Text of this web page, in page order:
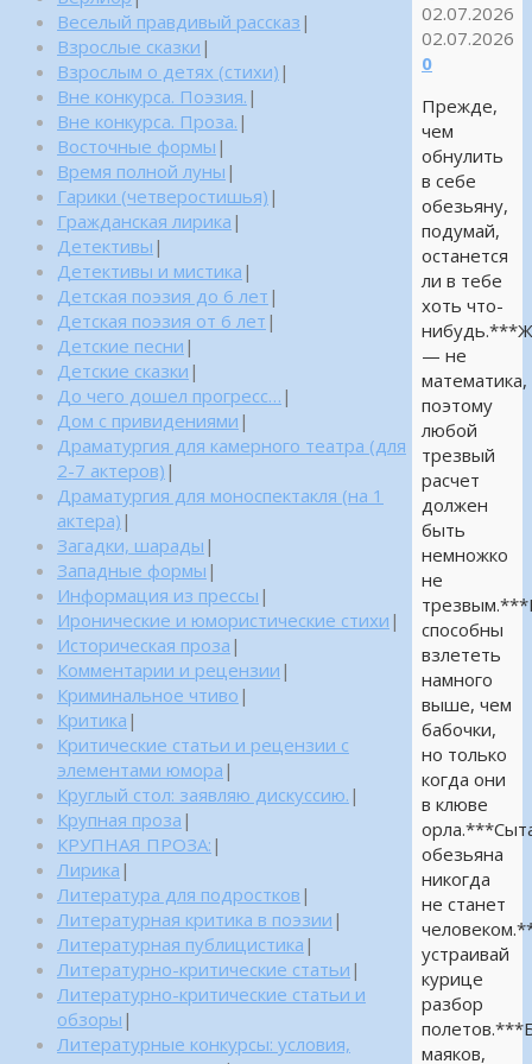
02.07.2026
02.07.2026
0
Прежде,
чем
обнулить
в себе
обезьяну,
подумай,
останется
ли в тебе
хоть что-
— не
математика,
поэтому
любой
трезвый
расчет
должен
быть
немножко
не
способны
взлететь
намного
выше, чем
бабочки,
но только
когда они
в клюве
обезьяна
никогда
не станет
устраивай
курице
разбор
маяков,
Веселый правдивый рассказ |
Взрослые сказки |
Взрослым о детях (стихи) |
Вне конкурса. Поэзия. |
Вне конкурса. Проза. |
Восточные формы |
Время полной луны |
Гарики (четверостишья) |
Гражданская лирика |
Детективы |
Детективы и мистика |
Детская поэзия до 6 лет |
Детская поэзия от 6 лет |
Детские песни |
Детские сказки |
До чего дошел прогресс… |
Дом с привидениями |
Драматургия для камерного театра (для
2-7 актеров) |
Драматургия для моноспектакля (на 1
актера) |
Загадки, шарады |
Западные формы |
Информация из прессы |
Иронические и юмористические стихи |
Историческая проза |
Комментарии и рецензии |
Криминальное чтиво |
Критика |
Критические статьи и рецензии с
элементами юмора |
Круглый стол: заявляю дискуссию. |
Крупная проза |
КРУПНАЯ ПРОЗА: |
Лирика |
Литература для подростков |
Литературная критика в поэзии |
Литературная публицистика |
Литературно-критические статьи |
Литературно-критические статьи и
обзоры |
Литературные конкурсы: условия,